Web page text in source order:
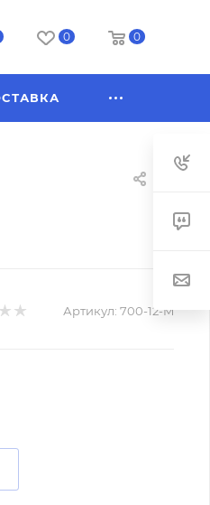
0 0
Артикул: 700-12-M